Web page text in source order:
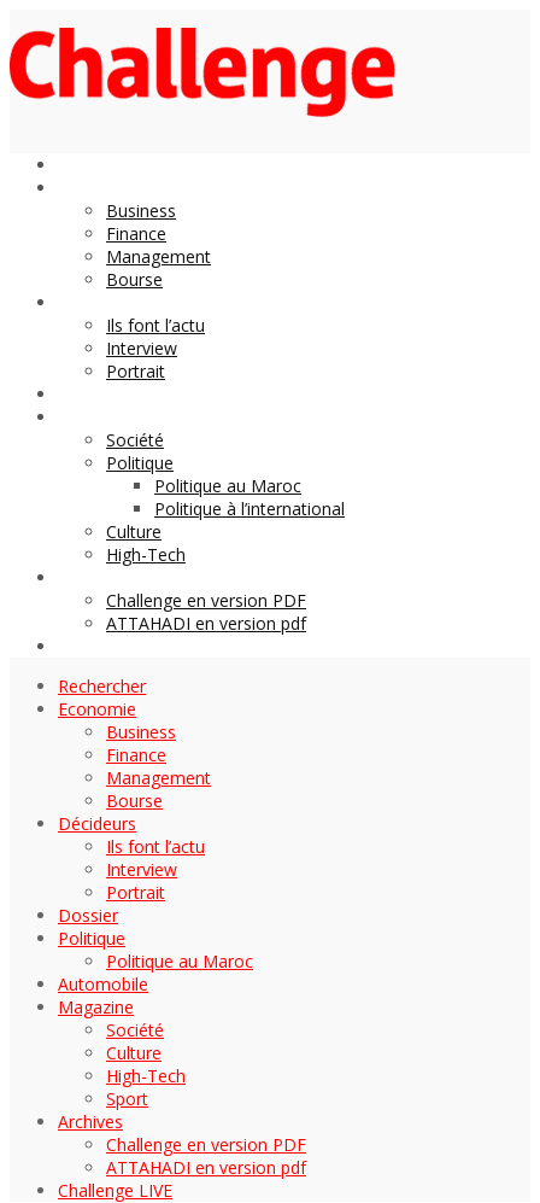
Business
Finance
Management
Bourse
Ils font l’actu
Interview
Portrait
Société
Politique
Politique au Maroc
Politique à l’international
Culture
High-Tech
Challenge en version PDF
ATTAHADI en version pdf
Rechercher
Economie
Business
Finance
Management
Bourse
Décideurs
Ils font l’actu
Interview
Portrait
Dossier
Politique
Politique au Maroc
Automobile
Magazine
Société
Culture
High-Tech
Sport
Archives
Challenge en version PDF
ATTAHADI en version pdf
Challenge LIVE